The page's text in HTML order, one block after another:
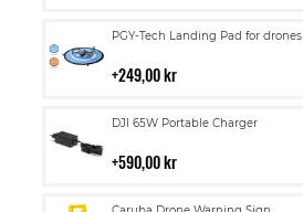
PGY-Tech Landing Pad for drones
249,00 kr
Lägg
i
DJI 65W Portable Charger
590,00 kr
Lägg
i
Lägg